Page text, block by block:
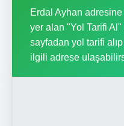
Erdal Ayhan
yer alan "Yol Tarifi Al"
sayfadan yol tarifi
ilgili adrese